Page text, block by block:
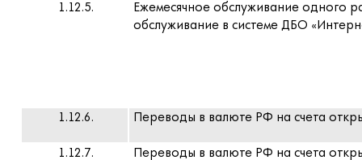
1.12.5.
Ежемесячное обслуживание одного
обслуживание в системе ДБО
1.12.6. Переводы в валюте РФ на счета
1.12.7. Переводы в валюте РФ на счета